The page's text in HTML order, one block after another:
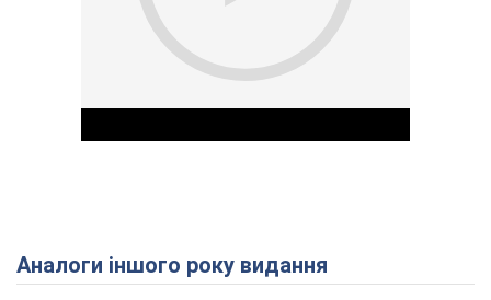
Play Video
Аналоги іншого року видання